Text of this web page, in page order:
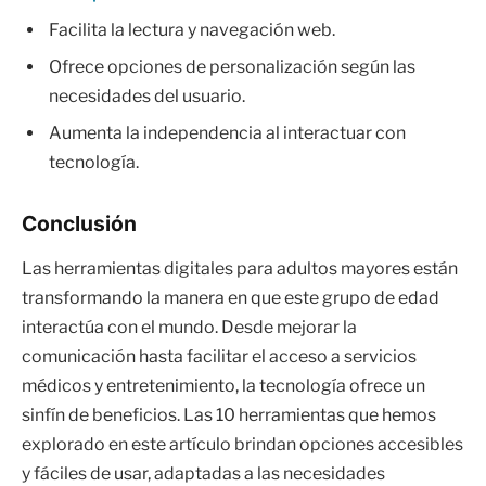
Facilita la lectura y navegación web.
Ofrece opciones de personalización según las
necesidades del usuario.
Aumenta la independencia al interactuar con
tecnología.
Conclusión
Las herramientas digitales para adultos mayores están
transformando la manera en que este grupo de edad
interactúa con el mundo. Desde mejorar la
comunicación hasta facilitar el acceso a servicios
médicos y entretenimiento, la tecnología ofrece un
sinfín de beneficios. Las 10 herramientas que hemos
explorado en este artículo brindan opciones accesibles
y fáciles de usar, adaptadas a las necesidades